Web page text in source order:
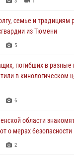
семье и традициям
из Тюмени
5
погибших в разные
в кинологическом
6
области
о мерах безопасности
2